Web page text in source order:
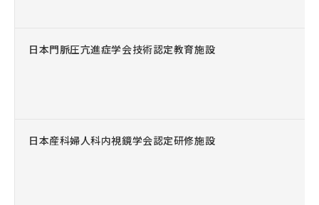
日本門脈圧亢進症学会技術認定教育施設
日本産科婦人科内視鏡学会認定研修施設